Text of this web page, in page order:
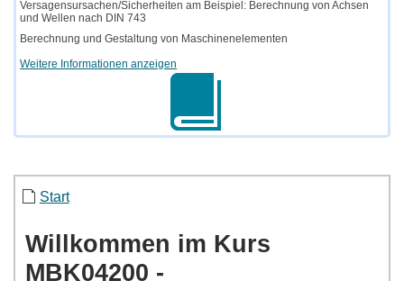
Versagensursachen/Sicherheiten am Beispiel: Berechnung von Achsen
und Wellen nach DIN 743
Berechnung und Gestaltung von Maschinenelementen
Weitere Informationen anzeigen
Start